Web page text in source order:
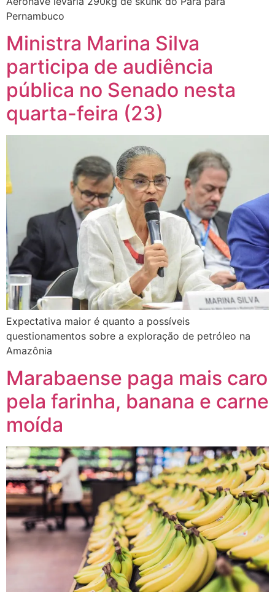
Pernambuco
Ministra Marina Silva
participa de audiência
pública no Senado nesta
quarta-feira (23)
Expectativa maior é quanto a possíveis
questionamentos sobre a exploração de petróleo na
Amazônia
Marabaense paga mais caro
pela farinha, banana e carne
moída